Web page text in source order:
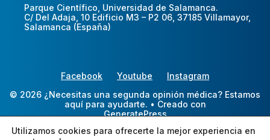
Parque Científico, Universidad de Salamanca.
C/ Del Adaja, 10 Edificio M3 – P2 06, 37185 Villamayor,
Salamanca (España)
Facebook Youtube
Instagram
© 2026 ¿Necesitas una segunda opinión médica? Estamos
aquí para ayudarte. • Creado con
GeneratePress
Utilizamos cookies para ofrecerte la mejor experiencia en